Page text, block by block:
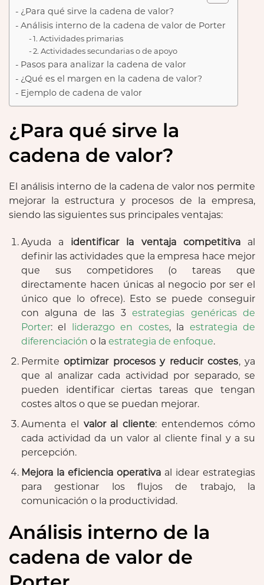
¿Para qué sirve la cadena de valor?
Análisis interno de la cadena de valor de Porter
1. Actividades primarias
2. Actividades secundarias o de apoyo
Pasos para analizar la cadena de valor
¿Qué es el margen en la cadena de valor?
Ejemplo de cadena de valor
¿Para qué sirve la
cadena de valor?
El análisis interno de la cadena de valor nos permite
mejorar la estructura y procesos de la empresa,
siendo las siguientes sus principales ventajas:
Ayuda a identificar la ventaja competitivaal
definir las actividades que la empresa hace mejor
que sus competidores (o tareas que
directamente hacen únicas al negocio por ser el
único que lo ofrece). Esto se puede conseguir
con alguna de las 3estrategias genéricas de
Porter: el liderazgo en costes, la estrategia de
diferenciación o la estrategia de enfoque.
Permiteoptimizar procesos y reducir costes, ya
que al analizar cada actividad por separado, se
pueden identificar ciertas tareas que tengan
costes altos o que se puedan mejorar.
Aumenta el valor al cliente: entendemos cómo
cada actividad da un valor al cliente final y a su
percepción.
Mejora la eficiencia operativaal idear estrategias
para gestionar los flujos de trabajo, la
comunicación o la productividad.
Análisis interno de la
cadena de valor de